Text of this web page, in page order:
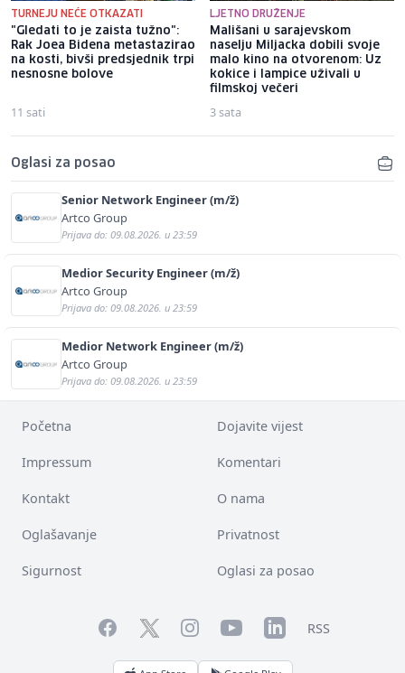
TURNEJU NEĆE OTKAZATI
"Gledati to je zaista tužno":
Rak Joea Bidena metastazirao
na kosti, bivši predsjednik trpi
nesnosne bolove
11 sati
LJETNO DRUŽENJE
Mališani u sarajevskom
naselju Miljacka dobili svoje
malo kino na otvorenom: Uz
kokice i lampice uživali u
filmskoj večeri
3 sata
Oglasi za posao
Senior Network Engineer (m/ž)
Artco Group
Prijava do: 09.08.2026. u 23:59
Medior Security Engineer (m/ž)
Artco Group
Prijava do: 09.08.2026. u 23:59
Medior Network Engineer (m/ž)
Artco Group
Prijava do: 09.08.2026. u 23:59
Početna Dojavite vijest
Impressum Komentari
Kontakt O nama
Oglašavanje Privatnost
Sigurnost Oglasi za posao
FacebookTwitterInstagramYouTubeLinkedInRSS